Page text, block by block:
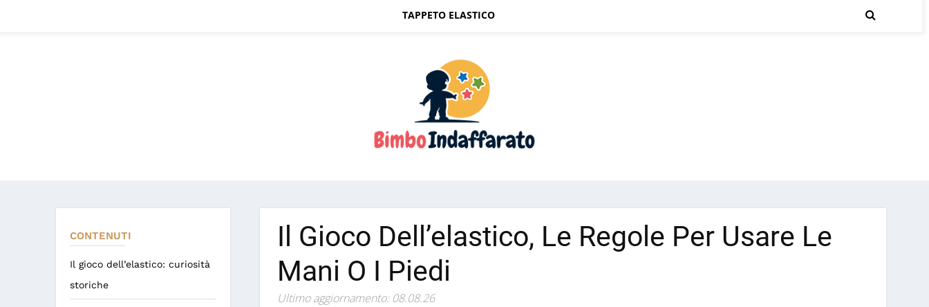
TAPPETO ELASTICO
CONTENUTI
Il gioco dell’elastico: curiosità
storiche
Il Gioco Dell’elastico, Le Regole Per Usare Le
Mani O I Piedi
Ultimo aggiornamento: 08.08.26